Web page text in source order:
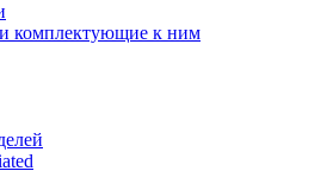
комплектующие к ним